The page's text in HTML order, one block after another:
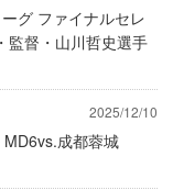
グ ファイナルセレ
監督・山川哲史選手
2025/12/10
MD6vs.成都蓉城